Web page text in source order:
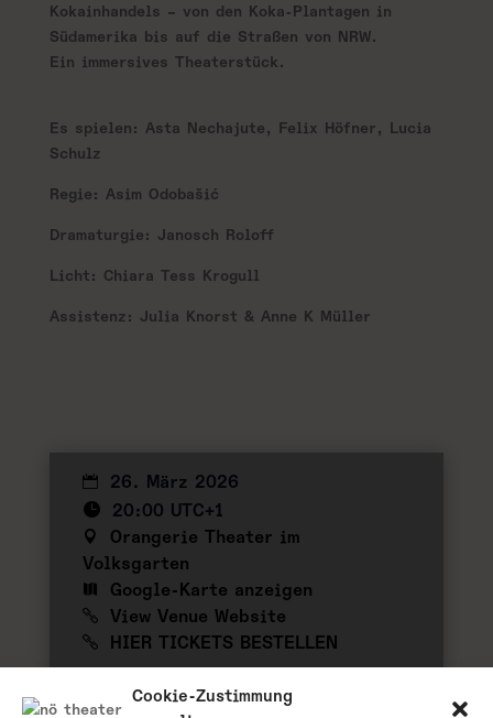
Cookie-Zustimmung
Kokainhandels – von den Koka-Plantagen in
Südamerika bis auf die Straßen von NRW.
Ein immersives Theaterstück.
Es spielen: Asta Nechajute, Felix Höfner, Lucia
Schulz
Regie: Asim Odobašić
Dramaturgie: Janosch Roloff
Licht: Chiara Tess Krogull
Assistenz: Julia Knorst & Anne K Müller
26. März 2026
20:00 UTC+1
Orangerie Theater im
Volksgarten
Google-Karte anzeigen
View Venue Website
HIER TICKETS BESTELLEN
zu meinem Kalender hinzufügen